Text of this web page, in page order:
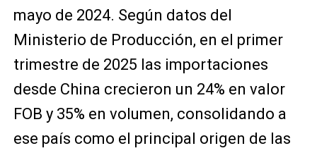
mayo de 2024. Según datos del
Ministerio de Producción, en el primer
trimestre de 2025 las importaciones
desde China crecieron un 24% en valor
FOB y 35% en volumen, consolidando a
ese país como el principal origen de las